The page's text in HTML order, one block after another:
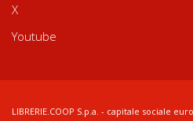
X
Youtube
LIBRERIE.COOP S.p.a. - capitale sociale